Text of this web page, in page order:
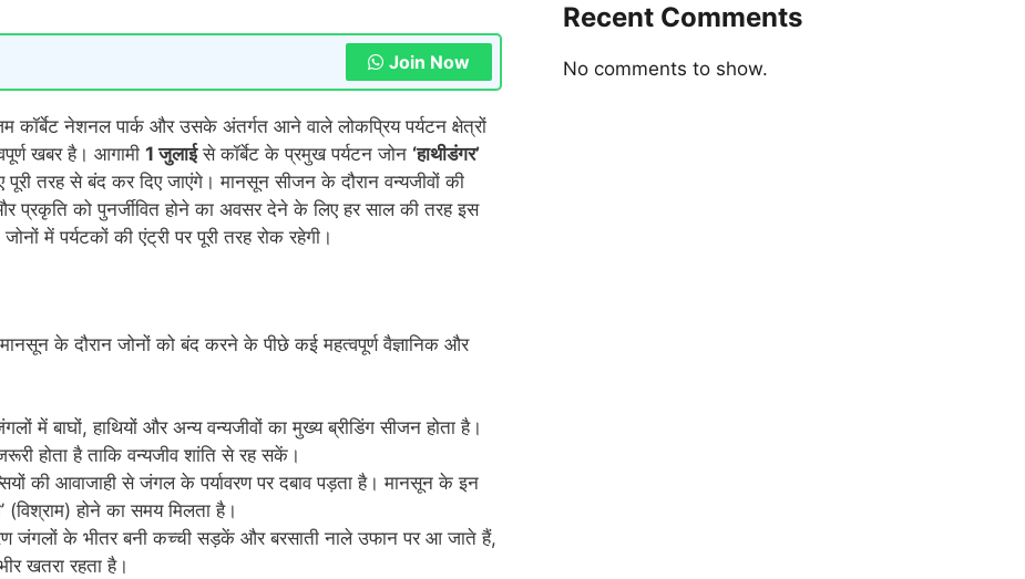
Join Now
कॉर्बेट नेशनल पार्क और उसके अंतर्गत आने वाले लोकप्रिय पर्यटन क्षेत्रों
खबर है। आगामी 1 जुलाईसे कॉर्बेट के प्रमुख पर्यटन जोन ‘हाथीडंगर’
तरह से बंद कर दिए जाएंगे। मानसून सीजन के दौरान वन्यजीवों की
को पुनर्जीवित होने का अवसर देने के लिए हर साल की तरह इस
में पर्यटकों की एंट्री पर पूरी तरह रोक रहेगी।
के दौरान जोनों को बंद करने के पीछे कई महत्वपूर्ण वैज्ञानिक और
में बाघों, हाथियों और अन्य वन्यजीवों का मुख्य ब्रीडिंग सीजन होता है।
होता है ताकि वन्यजीव शांति से रह सकें।
की आवाजाही से जंगल के पर्यावरण पर दबाव पड़ता है। मानसून के इन
होने का समय मिलता है।
जंगलों के भीतर बनी कच्ची सड़कें और बरसाती नाले उफान पर आ जाते हैं,
खतरा रहता है।
Recent Comments
No comments to show.